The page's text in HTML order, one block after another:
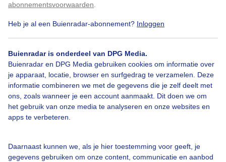
abonnementsvoorwaarden
Heb je al een Buienradar-abonnement? Inloggen
Buienradar is onderdeel van DPG Media.
Buienradar en DPG Media gebruiken cookies om informatie over
je apparaat, locatie, browser en surfgedrag te verzamelen. Deze
informatie combineren we met de gegevens die je zelf deelt met
ons, zoals wanneer je een account aanmaakt. Dit doen we om
het gebruik van onze media te analyseren en onze websites en
apps te verbeteren.
Daarnaast kunnen we, als je hier toestemming voor geeft, je
gegevens gebruiken om onze content, communicatie en aanbod
17:35 18:30 19:25 20:20
Neerslag
Nu Zwaar